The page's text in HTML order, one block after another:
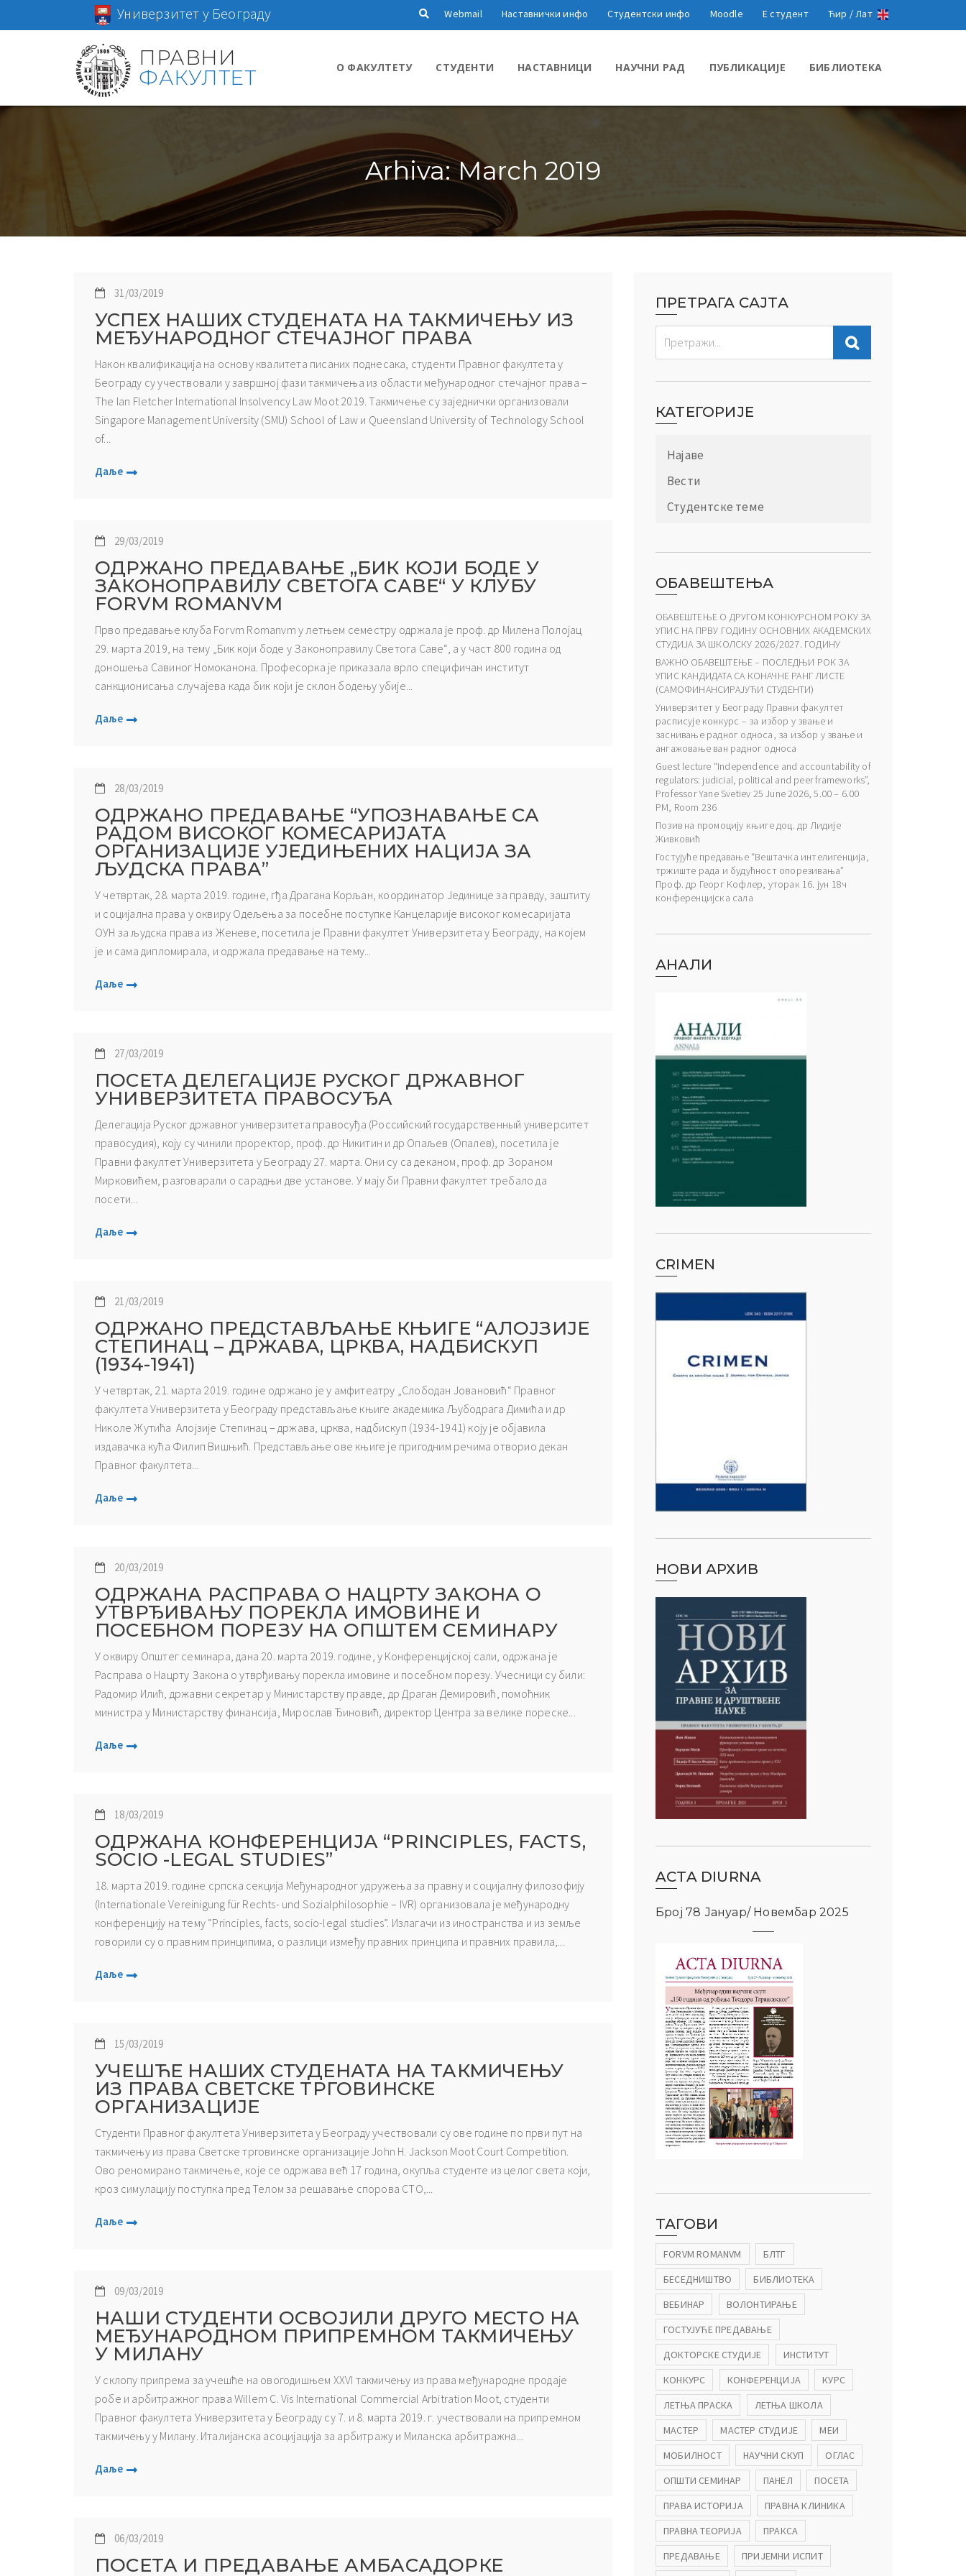
Универзитет у Београду Webmail Наставнички инфо Студентски инфо Moodle Е студент Ћир /Лат
ПРАВНИ
ФАКУЛТЕТ
О ФАКУЛТЕТУ СТУДЕНТИ НАСТАВНИЦИ НАУЧНИ РАД ПУБЛИКАЦИЈЕ БИБЛИОТЕКА
Arhiva: March 2019
31/03/2019
УСПЕХ НАШИХ СТУДЕНАТА НА ТАКМИЧЕЊУ ИЗ
МЕЂУНАРОДНОГ СТЕЧАЈНОГ ПРАВА
Након квалификација на основу квалитета писаних поднесака, студенти Правног факултета у
Београду су учествовали у завршној фази такмичења из области међународног стечајног права –
The Ian Fletcher International Insolvency Law Moot 2019. Такмичење су заједнички организовали
Singapore Management University (SMU) School of Law и Queensland University of Technology School
of...
Даље
29/03/2019
ОДРЖАНО ПРЕДАВАЊЕ „БИК КОЈИ БОДЕ У
ЗАКОНОПРАВИЛУ СВЕТОГА САВЕ“ У КЛУБУ
FORVM ROMANVM
Прво предавање клуба Forvm Romanvm у летњем семестру одржала је проф. др Милена Полојац
29. марта 2019, на тему „Бик који боде у Законоправилу Светога Саве“, а у част 800 година од
доношења Савиног Номоканона. Професорка је приказала врло специфичан институт
санкционисања случајева када бик који је склон бодењу убије...
Даље
28/03/2019
ОДРЖАНО ПРЕДАВАЊЕ “УПОЗНАВАЊЕ СА
РАДОМ ВИСОКОГ КОМЕСАРИЈАТА
ОРГАНИЗАЦИЈЕ УЈЕДИЊЕНИХ НАЦИЈА ЗА
ЉУДСКА ПРАВА”
У четвртак, 28. марта 2019. године, гђа Драгана Корљан, координатор Јединице за правду, заштиту
и социјална права у оквиру Одељења за посебне поступке Канцеларије високог комесаријата
ОУН за људска права из Женеве, посетила је Правни факултет Универзитета у Београду, на којем
је и сама дипломирала, и одржала предавање на тему...
Даље
27/03/2019
ПОСЕТА ДЕЛЕГАЦИЈЕ РУСКОГ ДРЖАВНОГ
УНИВЕРЗИТЕТА ПРАВОСУЂА
Делегација Руског државног универзитета правосуђа (Российский государственный университет
правосудия), коју су чинили проректор, проф. др Никитин и др Опаљев (Опалев), посетила је
Правни факултет Универзитета у Београду 27. марта. Они су са деканом, проф. др Зораном
Мирковићем, разговарали о сарадњи две установе. У мају би Правни факултет требало да
посети...
Даље
21/03/2019
ОДРЖАНО ПРЕДСТАВЉАЊЕ КЊИГЕ “АЛОЈЗИЈЕ
СТЕПИНАЦ – ДРЖАВА, ЦРКВА, НАДБИСКУП
(1934-1941)
У четвртак, 21. марта 2019. године одржано је у амфитеатру „Слободан Јовановић“ Правног
факултета Универзитета у Београду представљање књиге академика Љубодрага Димића и др
Николе Жутића Алојзије Степинац – држава, црква, надбискуп (1934-1941) коју је објавила
издавачка кућа Филип Вишњић. Представљање ове књиге је пригодним речима отворио декан
Правног факултета...
Даље
20/03/2019
ОДРЖАНА РАСПРАВА О НАЦРТУ ЗАКОНА О
УТВРЂИВАЊУ ПОРЕКЛА ИМОВИНЕ И
ПОСЕБНОМ ПОРЕЗУ НА ОПШТЕМ СЕМИНАРУ
У оквиру Општег семинара, дана 20. марта 2019. године, у Конференцијској сали, одржана је
Расправа о Нацрту Закона о утврђивању порекла имовине и посебном порезу. Учесници су били:
Радомир Илић, државни секретар у Министарству правде, др Драган Демировић, помоћник
министра у Министарству финансија, Мирослав Ђиновић, директор Центра за велике пореске...
Даље
18/03/2019
ОДРЖАНА КОНФЕРЕНЦИЈА “PRINCIPLES, FACTS,
SOCIO -LEGAL STUDIES”
18. марта 2019. године српска секција Међународног удружења за правну и социјалну филозофију
(Internationale Vereinigung für Rechts- und Sozialphilosophie – IVR) организовала је међународну
конференцију на тему “Principles, facts, socio-legal studies”. Излагачи из иностранства и из земље
говорили су о правним принципима, о разлици између правних принципа и правних правила,...
Даље
15/03/2019
УЧЕШЋЕ НАШИХ СТУДЕНАТА НА ТАКМИЧЕЊУ
ИЗ ПРАВА СВЕТСКЕ ТРГОВИНСКЕ
ОРГАНИЗАЦИЈЕ
Студенти Правног факултета Универзитета у Београду учествовали су ове године по први пут на
такмичењу из права Светске трговинске организације John H. Jackson Moot Court Competition.
Ово реномирано такмичење, које се одржава већ 17 година, окупља студенте из целог света који,
кроз симулацију поступка пред Телом за решавање спорова СТО,...
Даље
09/03/2019
НАШИ СТУДЕНТИ ОСВОЈИЛИ ДРУГО МЕСТО НА
МЕЂУНАРОДНОМ ПРИПРЕМНОМ ТАКМИЧЕЊУ
У МИЛАНУ
У склопу припрема за учешће на овогодишњем XXVI такмичењу из права међународне продаје
робе и арбитражног права Willem C. Vis International Commercial Arbitration Moot, студенти
Правног факултета Универзитета у Београду су 7. и 8. марта 2019. г. учествовали на припремном
такмичењу у Милану. Италијанска асоцијација за арбитражу и Миланска арбитражна...
Даље
06/03/2019
ПОСЕТА И ПРЕДАВАЊЕ АМБАСАДОРКЕ
ПРЕТРАГА САЈТА
КАТЕГОРИЈЕ
Најаве
Вести
Студентске теме
ОБАВЕШТЕЊА
ОБАВЕШТЕЊЕ О ДРУГОМ КОНКУРСНОМ РОКУ ЗА
УПИС НА ПРВУ ГОДИНУ ОСНОВНИХ АКАДЕМСКИХ
СТУДИЈА ЗА ШКОЛСКУ 2026/2027. ГОДИНУ
ВАЖНО ОБАВЕШТЕЊЕ – ПОСЛЕДЊИ РОК ЗА
УПИС КАНДИДАТА СА КОНАЧНЕ РАНГ ЛИСТЕ
(САМОФИНАНСИРАЈУЋИ СТУДЕНТИ)
Универзитет у Београду Правни факултет
расписује конкурс – за избор у звање и
заснивање радног односа, за избор у звање и
ангажовање ван радног односа
Guest lecture “Independence and accountability of
regulators: judicial, political and peer frameworks”,
Professor Yane Svetiev 25 June 2026, 5.00 – 6.00
PM, Room 236
Позив на промоцију књиге доц. др Лидије
Живковић
Гостујуће предавање “Вештачка интелигенција,
тржиште рада и будућност опорезивања”
Проф. др Георг Кофлер, уторак 16. јун 18ч
конференцијска сала
АНАЛИ
CRIMEN
НОВИ АРХИВ
ACTA DIURNA
Број 78 Јануар/ Новембар 2025
ТАГОВИ
FORVM ROMANVM
БЛТГ
БЕСЕДНИШТВО
БИБЛИОТЕКА
ВЕБИНАР
ВОЛОНТИРАЊЕ
ГОСТУЈУЋЕ ПРЕДАВАЊЕ
ДОКТОРСКЕ СТУДИЈЕ
ИНСТИТУТ
КОНКУРС
КОНФЕРЕНЦИЈА
КУРС
ЛЕТЊА ПРАСКА
ЛЕТЊА ШКОЛА
МАСТЕР
МАСТЕР СТУДИЈЕ
МЕИ
МОБИЛНОСТ
НАУЧНИ СКУП
ОГЛАС
ОПШТИ СЕМИНАР
ПАНЕЛ
ПОСЕТА
ПРАВА ИСТОРИЈА
ПРАВНА КЛИНИКА
ПРАВНА ТЕОРИЈА
ПРАКСА
ПРЕДАВАЊЕ
ПРИЈЕМНИ ИСПИТ